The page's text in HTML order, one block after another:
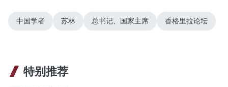
中国学者 苏林 总书记、国家主席 香格里拉论坛
特别推荐